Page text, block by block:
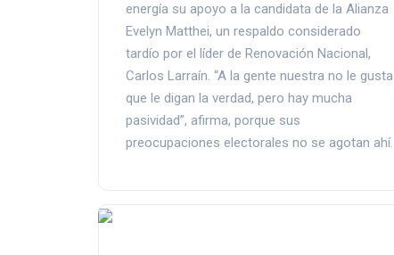
energía su apoyo a la candidata de la Alianza
Evelyn Matthei, un respaldo considerado
tardío por el líder de Renovación Nacional,
Carlos Larraín. “A la gente nuestra no le gusta
que le digan la verdad, pero hay mucha
pasividad”, afirma, porque sus
preocupaciones electorales no se agotan ahí.